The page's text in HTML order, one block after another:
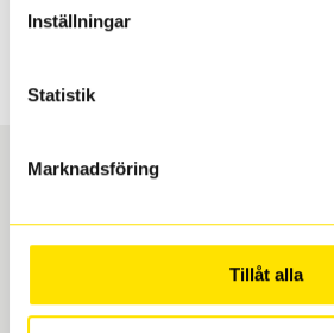
Inställningar
Statistik
Marknadsföring
Tillåt alla
Boka och hämta hos
När du beställer dina nya däck
levereras de direkt till någon av